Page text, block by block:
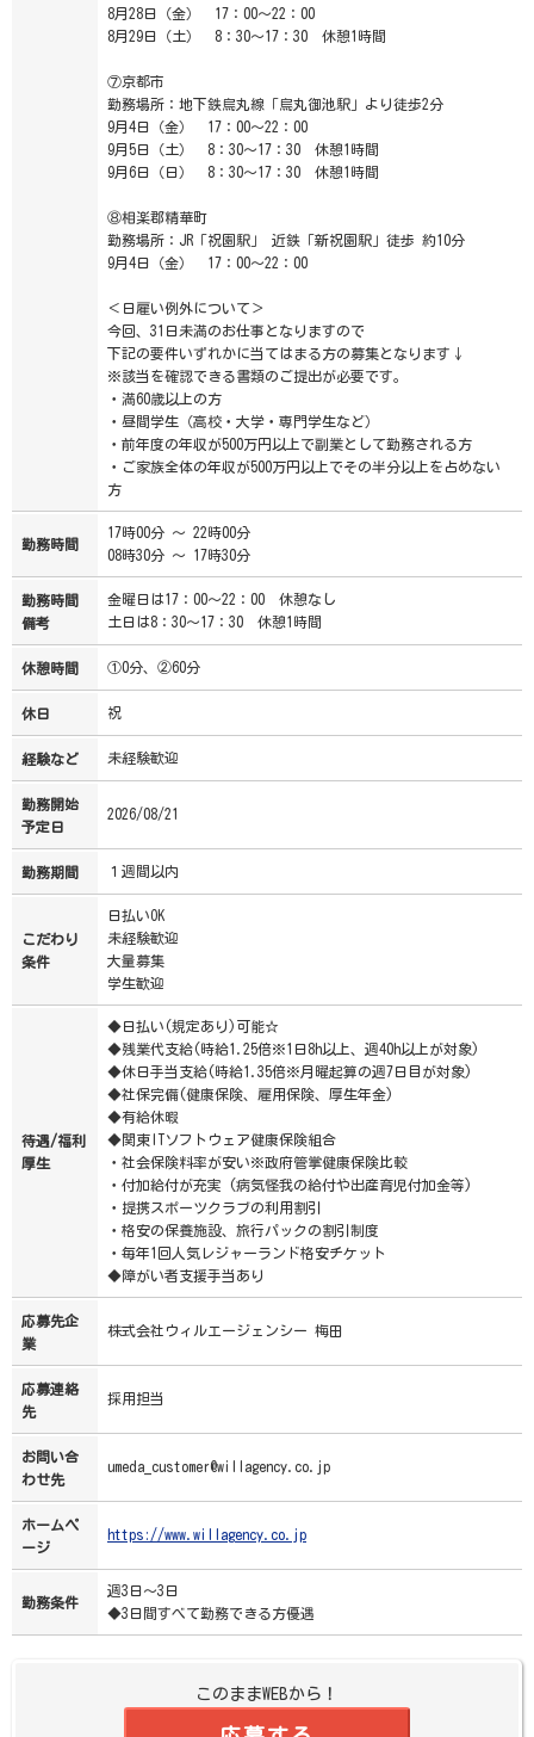
8月28日（金） 17：00～22：00
8月29日（土） 8：30～17：30 休憩1時間
⑦京都市
勤務場所：地下鉄烏丸線「烏丸御池駅」より徒歩2分
9月4日（金） 17：00～22：00
9月5日（土） 8：30～17：30 休憩1時間
9月6日（日） 8：30～17：30 休憩1時間
⑧相楽郡精華町
勤務場所：JR「祝園駅」 近鉄「新祝園駅」徒歩 約10分
9月4日（金） 17：00～22：00
＜日雇い例外について＞
今回、31日未満のお仕事となりますので
下記の要件いずれかに当てはまる方の募集となります↓
※該当を確認できる書類のご提出が必要です。
・満60歳以上の方
・昼間学生（高校・大学・専門学生など）
・前年度の年収が500万円以上で副業として勤務される方
・ご家族全体の年収が500万円以上でその半分以上を占めない
方
勤務時間
17時00分 ～ 22時00分
08時30分 ～ 17時30分
勤務時間
備考
金曜日は17：00～22：00 休憩なし
土日は8：30～17：30 休憩1時間
休憩時間 ①0分、②60分
休日 祝
経験など 未経験歓迎
勤務開始
予定日
2026/08/21
勤務期間 １週間以内
こだわり
条件
日払いOK
未経験歓迎
大量募集
学生歓迎
待遇/福利
厚生
◆日払い(規定あり)可能☆
◆残業代支給(時給1.25倍※1日8h以上、週40h以上が対象)
◆休日手当支給(時給1.35倍※月曜起算の週7日目が対象)
◆社保完備(健康保険、雇用保険、厚生年金)
◆有給休暇
◆関東ITソフトウェア健康保険組合
・社会保険料率が安い※政府管掌健康保険比較
・付加給付が充実 (病気怪我の給付や出産育児付加金等)
・提携スポーツクラブの利用割引
・格安の保養施設、旅行パックの割引制度
・毎年1回人気レジャーランド格安チケット
◆障がい者支援手当あり
応募先企
業
株式会社ウィルエージェンシー 梅田
応募連絡
先
採用担当
お問い合
わせ先
umeda_customer@willagency.co.jp
ホームペ
ージ
https://www.willagency.co.jp
勤務条件
週3日～3日
◆3日間すべて勤務できる方優遇
このままWEBから！